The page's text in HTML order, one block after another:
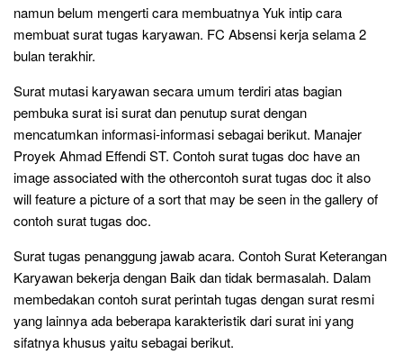
namun belum mengerti cara membuatnya Yuk intip cara
membuat surat tugas karyawan. FC Absensi kerja selama 2
bulan terakhir.
Surat mutasi karyawan secara umum terdiri atas bagian
pembuka surat isi surat dan penutup surat dengan
mencatumkan informasi-informasi sebagai berikut. Manajer
Proyek Ahmad Effendi ST. Contoh surat tugas doc have an
image associated with the othercontoh surat tugas doc it also
will feature a picture of a sort that may be seen in the gallery of
contoh surat tugas doc.
Surat tugas penanggung jawab acara. Contoh Surat Keterangan
Karyawan bekerja dengan Baik dan tidak bermasalah. Dalam
membedakan contoh surat perintah tugas dengan surat resmi
yang lainnya ada beberapa karakteristik dari surat ini yang
sifatnya khusus yaitu sebagai berikut.